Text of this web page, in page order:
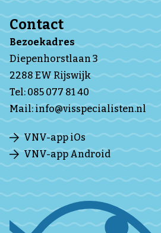
Contact
Bezoekadres
Diepenhorstlaan 3
2288 EW Rijswijk
Tel:085 077 81 40
Mail:info@visspecialisten.nl
VNV-app iOs
VNV-app Android